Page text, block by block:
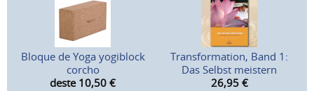
Bloque de Yoga yogiblock
corcho
deste 10,50 €
Transformation, Band 1:
Das Selbst meistern
26,95 €